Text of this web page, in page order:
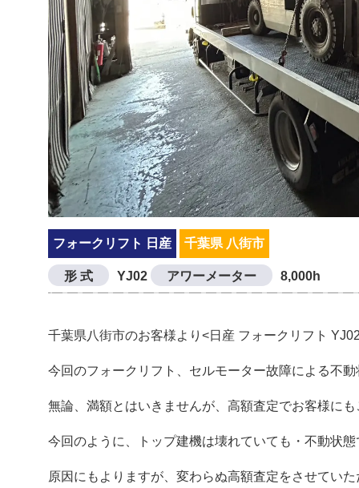
フォークリフト 日産 千葉県 八街市
形 式 YJ02 アワーメーター 8,000h
千葉県八街市のお客様より<日産 フォークリフト
今回のフォークリフト、セルモーター故障による不
無論、満額とはいきませんが、高額査定でお客様に
今回のように、トップ建機は壊れていても・不動状
原因にもよりますが、変わらぬ高額査定をさせてい